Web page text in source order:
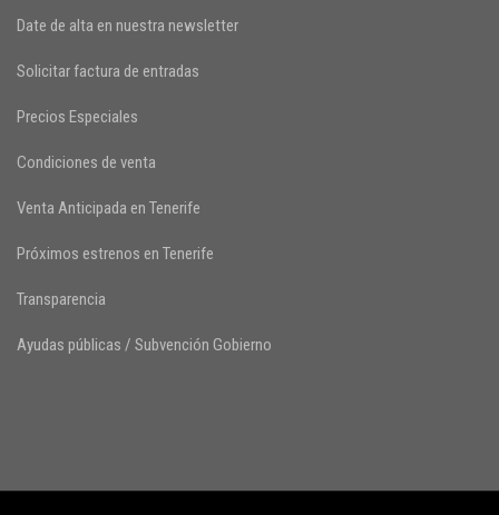
Date de alta en nuestra newsletter
Solicitar factura de entradas
Precios Especiales
Condiciones de venta
Venta Anticipada en Tenerife
Próximos estrenos en Tenerife
Transparencia
Ayudas públicas / Subvención Gobierno